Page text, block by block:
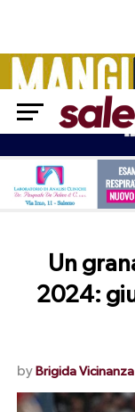
Un
2024:
by Brigida Vicinanza